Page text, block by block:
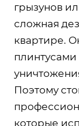
грызунов
сложная
квартире.
плинтусами
Поэтому
которые